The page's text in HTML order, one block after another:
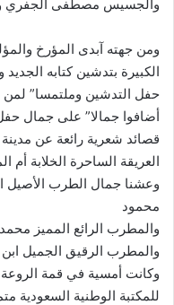
والجسيس مصطفى الجفري
ومن جهته آبدى المؤرخ
الكبيرة بتدشين كتابه
حفل التدشين وملتمسا” لمن
أضافوا جمالا” على جمال
قصائد شعرية رائعة عن مدينة
العريقة الساحرة الخلابة أم
وعشنا جمال الطرب الأصيل
محمود
والمطرب الرائع المميز
والمطرب الرقيق الجميل
وكانت أمسية في قمة الروعة
للمكتبة الوطنية السعودية